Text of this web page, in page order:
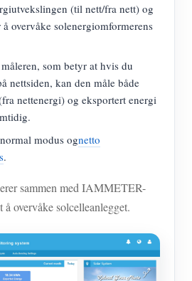
(til nett/fra nett) og
overvåke solenergiomformerens
som betyr at hvis du
nettsiden, kan den måle både
nettenergi) og eksportert energi
modus ognetto
.
sammen med IAMMETER-
å overvåke solcelleanlegget.